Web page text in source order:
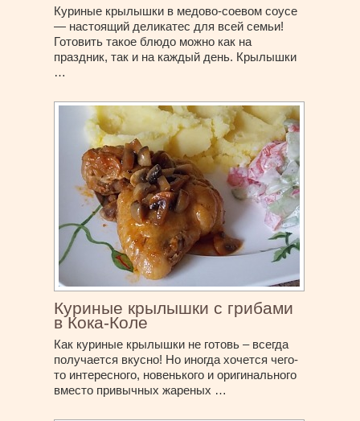
Куриные крылышки в медово-соевом соусе
— настоящий деликатес для всей семьи!
Готовить такое блюдо можно как на
праздник, так и на каждый день. Крылышки
…
Куриные крылышки с грибами
в Кока-Коле
Как куриные крылышки не готовь – всегда
получается вкусно! Но иногда хочется чего-
то интересного, новенького и оригинального
вместо привычных жареных …